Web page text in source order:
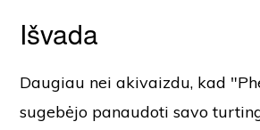
Išvada
Daugiau nei akivaizdu, kad
sugebėjo panaudoti savo